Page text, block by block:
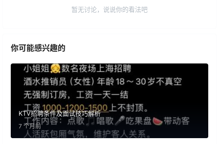
暂无讨论，说说你的看法吧
你可能感兴趣的
KTV招聘条件及面试技巧解析
7 个月前